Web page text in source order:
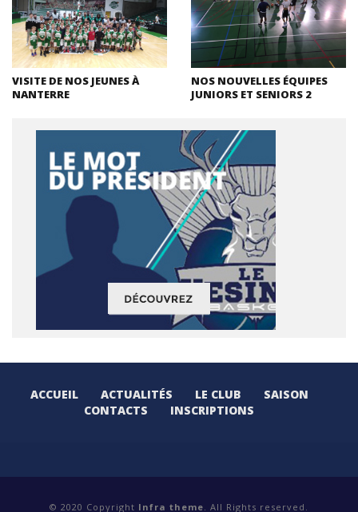
VISITE DE NOS JEUNES À
NANTERRE
NOS NOUVELLES ÉQUIPES
JUNIORS ET SENIORS 2
ACCUEIL ACTUALITÉS LE CLUB
SAISON
CONTACTS
INSCRIPTIONS
© 2020 Copyright Infra theme . All Rights reserved.